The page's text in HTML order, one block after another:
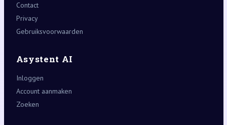
Contact
Privacy
Gebruiksvoorwaarden
Asystent AI
Inloggen
Account aanmaken
Zoeken